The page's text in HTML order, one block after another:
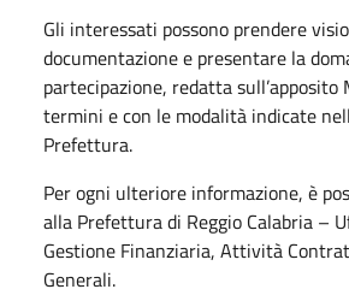
Gli interessati possono prendere
documentazione e presentare la
partecipazione, redatta sull’apposito
termini e con le modalità indicate
Prefettura.
Per ogni ulteriore informazione, è
alla Prefettura di Reggio Calabria –
Gestione Finanziaria, Attività
Generali.